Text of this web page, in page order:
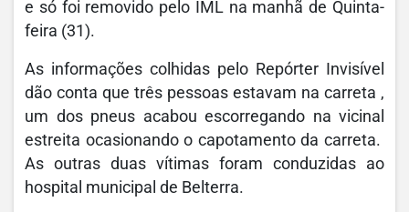
e só foi removido pelo IML na manhã de Quinta-
feira (31).
As informações colhidas pelo Repórter Invisível
dão conta que três pessoas estavam na carreta ,
um dos pneus acabou escorregando na vicinal
estreita ocasionando o capotamento da carreta.
As outras duas vítimas foram conduzidas ao
hospital municipal de Belterra.